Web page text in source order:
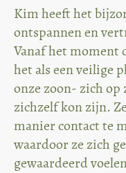
Kim heeft het
ontspannen en
Vanaf het moment
het als een veilige
onze zoon- zich op
zichzelf kon zijn.
manier contact te
waardoor ze zich
gewaardeerd